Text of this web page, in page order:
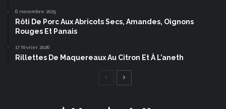
6 novembre 2025
Rôti De Porc Aux Abricots Secs, Amandes, Oignons
Rouges Et Panais
17 février 2026
Rillettes De Maquereaux Au Citron Et À L’aneth
Page